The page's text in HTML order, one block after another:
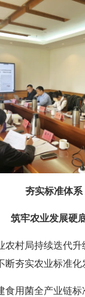
夯实标准体系
筑牢农业发展硬
村局持续迭代升
断夯实农业标准化
用菌全产业链标